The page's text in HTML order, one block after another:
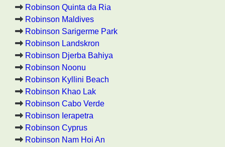
Robinson Quinta da Ria
Robinson Maldives
Robinson Sarigerme Park
Robinson Landskron
Robinson Djerba Bahiya
Robinson Noonu
Robinson Kyllini Beach
Robinson Khao Lak
Robinson Cabo Verde
Robinson Ierapetra
Robinson Cyprus
Robinson Nam Hoi An